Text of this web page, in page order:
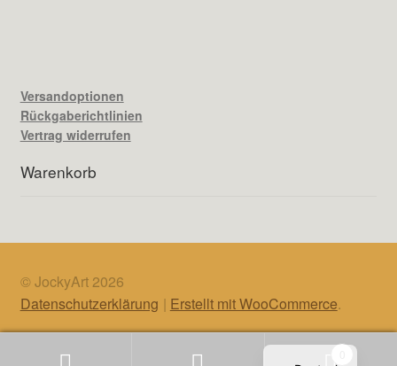
Versandoptionen
Rückgaberichtlinien
Vertrag widerrufen
Warenkorb
© JockyArt 2026
Datenschutzerklärung
Erstellt mit WooCommerce.